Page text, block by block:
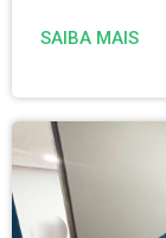
SAIBA MAIS